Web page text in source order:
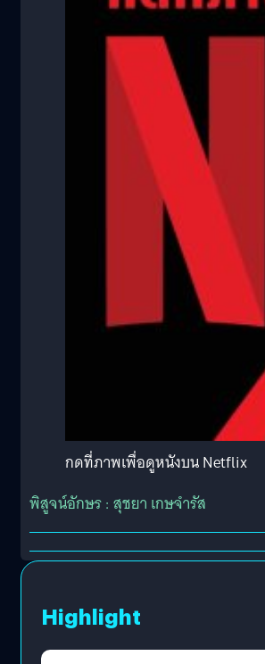
กดที่ภาพเพื่อดูหนังบน Netflix
พิสูจน์อักษร : สุชยา เกษจำรัส
Highlight